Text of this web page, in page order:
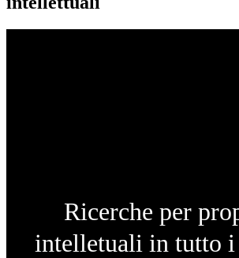
Ricerche per
intelletuali in tutto